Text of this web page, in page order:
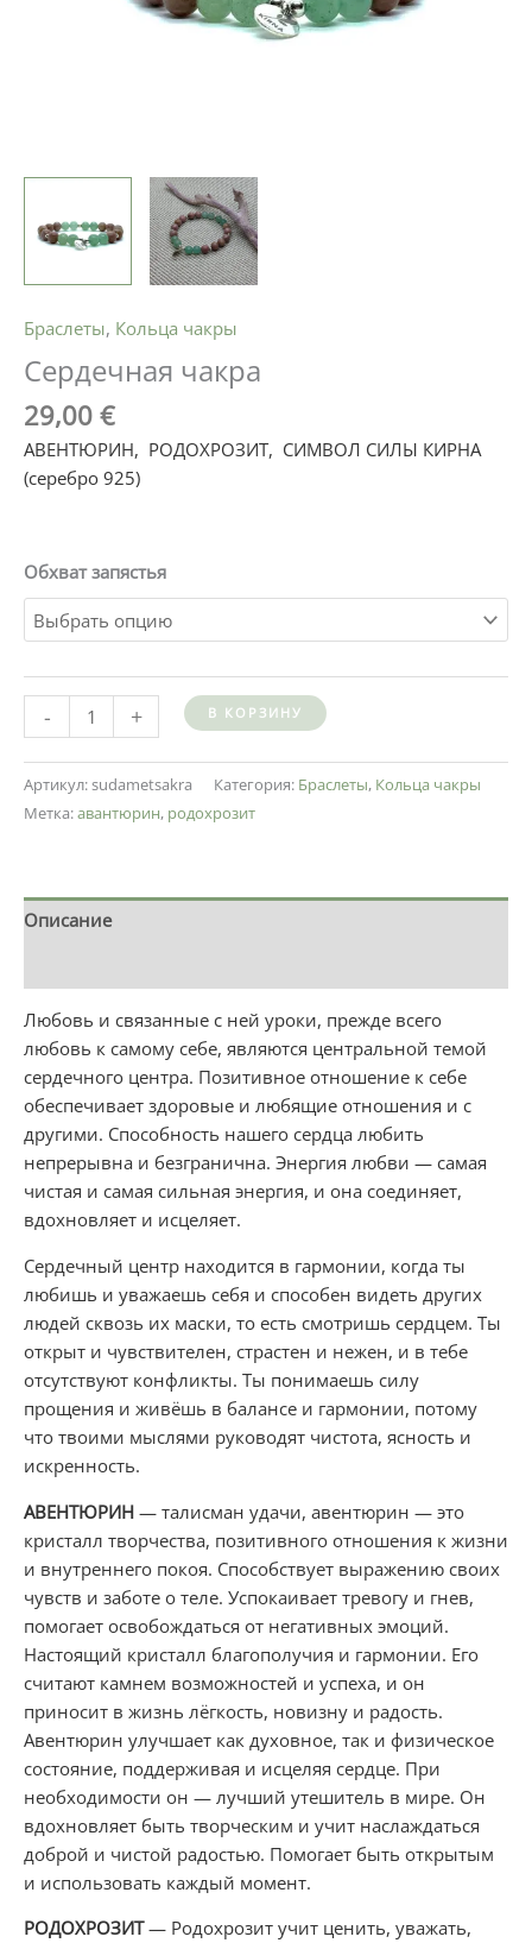
Браслеты, Кольца чакры
Сердечная чакра
29,00 €
АВЕНТЮРИН, РОДОХРОЗИТ, СИМВОЛ СИЛЫ КИРНА
(серебро 925)
Обхват запястья
- + В КОРЗИНУ
Артикул:sudametsakra Категория: Браслеты, Кольца чакры
Метка:авантюрин, родохрозит
Описание
Любовь и связанные с ней уроки, прежде всего
любовь к самому себе, являются центральной темой
сердечного центра. Позитивное отношение к себе
обеспечивает здоровые и любящие отношения и с
другими. Способность нашего сердца любить
непрерывна и безгранична. Энергия любви — самая
чистая и самая сильная энергия, и она соединяет,
вдохновляет и исцеляет.
Сердечный центр находится в гармонии, когда ты
любишь и уважаешь себя и способен видеть других
людей сквозь их маски, то есть смотришь сердцем. Ты
открыт и чувствителен, страстен и нежен, и в тебе
отсутствуют конфликты. Ты понимаешь силу
прощения и живёшь в балансе и гармонии, потому
что твоими мыслями руководят чистота, ясность и
искренность.
АВЕНТЮРИН — талисман удачи, авентюрин — это
кристалл творчества, позитивного отношения к жизни
и внутреннего покоя. Способствует выражению своих
чувств и заботе о теле. Успокаивает тревогу и гнев,
помогает освобождаться от негативных эмоций.
Настоящий кристалл благополучия и гармонии. Его
считают камнем возможностей и успеха, и он
приносит в жизнь лёгкость, новизну и радость.
Авентюрин улучшает как духовное, так и физическое
состояние, поддерживая и исцеляя сердце. При
необходимости он — лучший утешитель в мире. Он
вдохновляет быть творческим и учит наслаждаться
доброй и чистой радостью. Помогает быть открытым
и использовать каждый момент.
РОДОХРОЗИТ— Родохрозит учит ценить, уважать,